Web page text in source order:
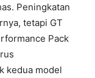
Peningkatan
tetapi GT
Pack
kedua model